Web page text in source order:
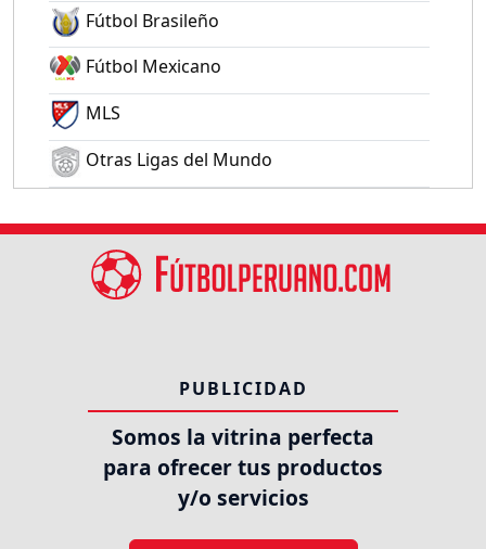
Fútbol Brasileño
Fútbol Mexicano
MLS
Otras Ligas del Mundo
PUBLICIDAD
Somos la vitrina perfecta
para ofrecer tus productos
y/o servicios